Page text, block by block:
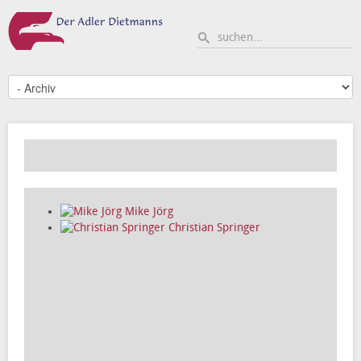
Mike Jörg
Christian Springer